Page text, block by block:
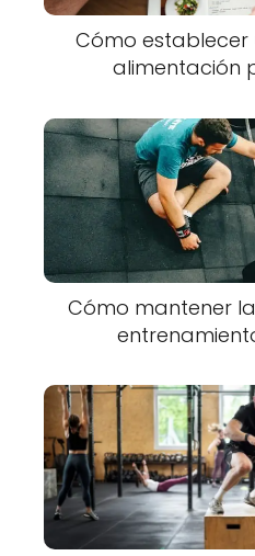
Cómo establecer
alimentación
Cómo mantener